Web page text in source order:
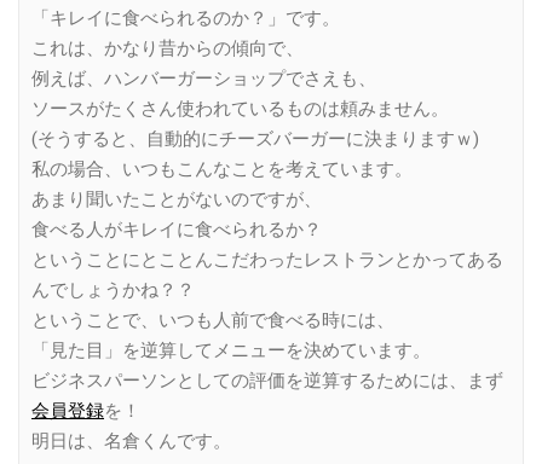
「キレイに食べられるのか？」です。
これは、かなり昔からの傾向で、
例えば、ハンバーガーショップでさえも、
ソースがたくさん使われているものは頼みません。
(そうすると、自動的にチーズバーガーに決まりますｗ)
私の場合、いつもこんなことを考えています。
あまり聞いたことがないのですが、
食べる人がキレイに食べられるか？
ということにとことんこだわったレストランとかってある
んでしょうかね？？
ということで、いつも人前で食べる時には、
「見た目」を逆算してメニューを決めています。
ビジネスパーソンとしての評価を逆算するためには、まず
会員登録を！
明日は、名倉くんです。